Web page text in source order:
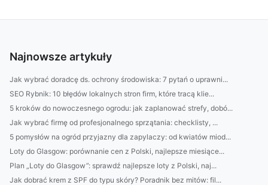
Najnowsze artykuły
Jak wybrać doradcę ds. ochrony środowiska: 7 pytań o uprawni...
SEO Rybnik: 10 błędów lokalnych stron firm, które tracą klie...
5 kroków do nowoczesnego ogrodu: jak zaplanować strefy, dobó...
Jak wybrać firmę od profesjonalnego sprzątania: checklisty, ...
5 pomysłów na ogród przyjazny dla zapylaczy: od kwiatów miod...
Loty do Glasgow: porównanie cen z Polski, najlepsze miesiące...
Plan „Loty do Glasgow”: sprawdź najlepsze loty z Polski, naj...
Jak dobrać krem z SPF do typu skóry? Poradnik bez mitów: fil...